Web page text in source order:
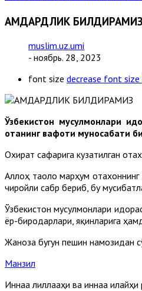
ҲАМДАРДЛИК БИЛДИРАМИЗ
muslim.uz.umi
- ноябрь. 28, 2023
font size decrease font size
Ўзбекистон мусулмонлари
отанинг вафоти муносабати
Охират сафарига кузатилган
Аллоҳ таоло марҳум отахоннинг
чиройли сабр бериб, бу
Ўзбекистон мусулмонлари
ёр-биродарлари, яқинларига
Жаноза бугун пешин намозидан
Манзил
Иннаа лиллааҳи ва иннаа илайҳи